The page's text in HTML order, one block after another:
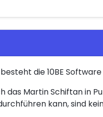
die 10BE
das Martin Schiftan in
kann, sind